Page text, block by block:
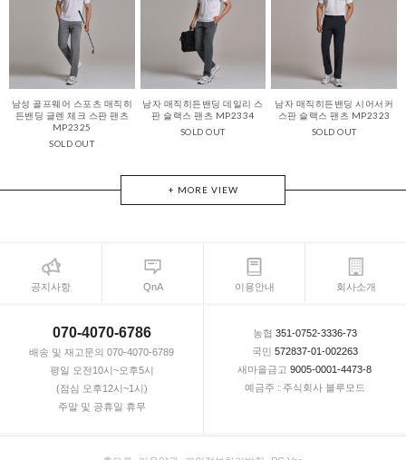
남성 골프웨어 스포츠 매직히
든밴딩 글렌 체크 스판 팬츠
MP2325
SOLD OUT
남자 매직히든밴딩 데일리 스
판 슬랙스 팬츠 MP2334
SOLD OUT
남자 매직히든밴딩 시어서커
스판 슬랙스 팬츠 MP2323
SOLD OUT
+ MORE VIEW
공지사항 QnA 이용안내 회사소개
070-4070-6786
배송 및 재고문의 070-4070-6789
평일 오전10시~오후5시
(점심 오후12시~1시)
주말 및 공휴일 휴무
농협 351-0752-3336-73
국민 572837-01-002263
새마을금고 9005-0001-4473-8
예금주 : 주식회사 블루모드